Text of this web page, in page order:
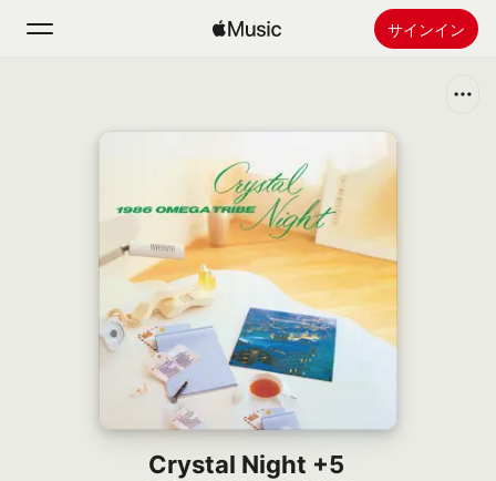
サインイン
新着おすすめ
ラジオ
Apple Musicをインストール
Crystal Night +5